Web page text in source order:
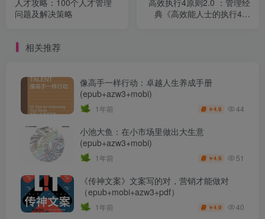
人才攻略：100个人才管理
问题及解决策略
高效执行4原则2.0 ：管理经
典《高效能人士的执行4原
相关推荐
像高手一样行动：卓越人生养成手册
(epub+azw3+mobi)
1年前 ￥4.9 44
小池大鱼：在小市场里做出大生意
(epub+azw3+mobi)
1年前 ￥4.9 51
《传神文案》文案写的对，营销才能做对
（epub+mobi+azw3+pdf）
1年前 ￥4.9 40